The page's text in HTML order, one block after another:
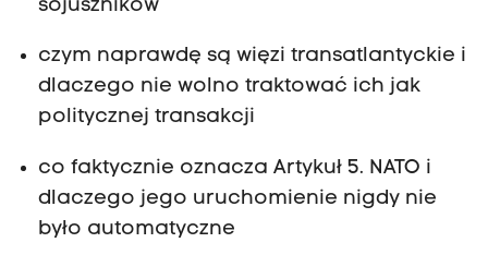
sojuszników
czym naprawdę są więzi transatlantyckie i
dlaczego nie wolno traktować ich jak
politycznej transakcji
co faktycznie oznacza Artykuł 5. NATO i
dlaczego jego uruchomienie nigdy nie
było automatyczne